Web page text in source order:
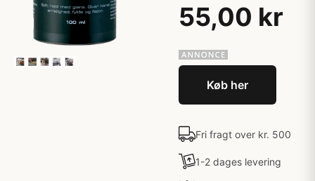
55,00 kr
Køb her
Fri fragt over kr. 500
1-2 dages levering